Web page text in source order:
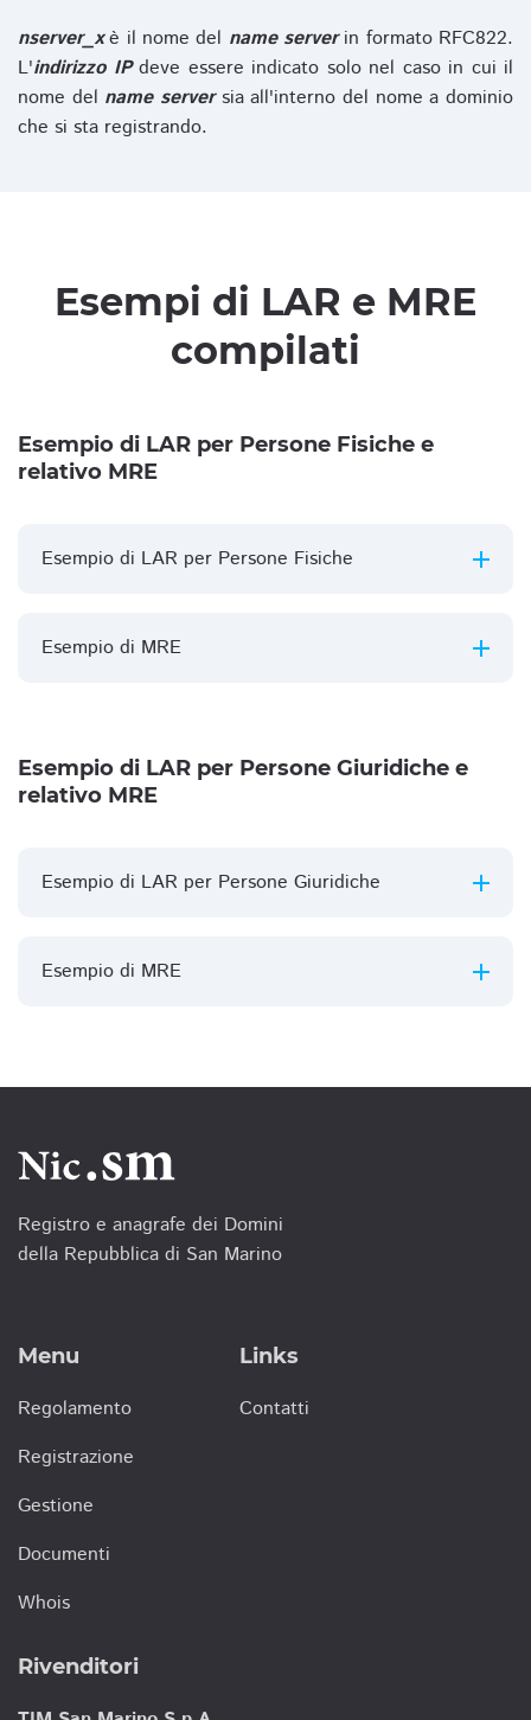
nserver_xè il nome del name serverin formato RFC822.
L'indirizzo IPdeve essere indicato solo nel caso in cui il
nome del name serversia all'interno del nome a dominio
che si sta registrando.
Esempi di LAR e MRE
compilati
Esempio di LAR per Persone Fisiche e
relativo MRE
Esempio di LAR per Persone Fisiche
Esempio di MRE
Esempio di LAR per Persone Giuridiche e
relativo MRE
Esempio di LAR per Persone Giuridiche
Esempio di MRE
Registro e anagrafe dei Domini
della Repubblica di San Marino
Menu
Regolamento
Registrazione
Gestione
Documenti
Whois
Links
Contatti
Rivenditori